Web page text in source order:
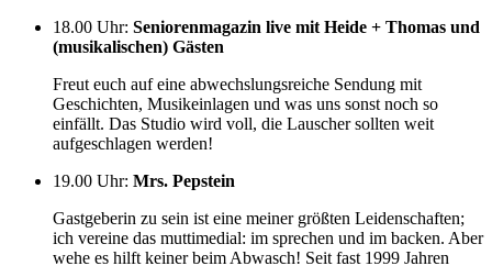
18.00 Uhr: Seniorenmagazin live mit Heide + Thomas und
(musikalischen) Gästen
Freut euch auf eine abwechslungsreiche Sendung mit
Geschichten, Musikeinlagen und was uns sonst noch so
einfällt. Das Studio wird voll, die Lauscher sollten weit
aufgeschlagen werden!
19.00 Uhr: Mrs. Pepstein
Gastgeberin zu sein ist eine meiner größten Leidenschaften;
ich vereine das muttimedial: im sprechen und im backen. Aber
wehe es hilft keiner beim Abwasch! Seit fast 1999 Jahren